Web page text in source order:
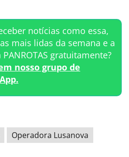
notícias como essa,
mais lidas da semana e a
PANROTAS gratuitamente?
nosso grupo de
Operadora Lusanova